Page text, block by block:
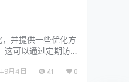
并提供一些优化方
这可以通过定期访
9月4日 41 0